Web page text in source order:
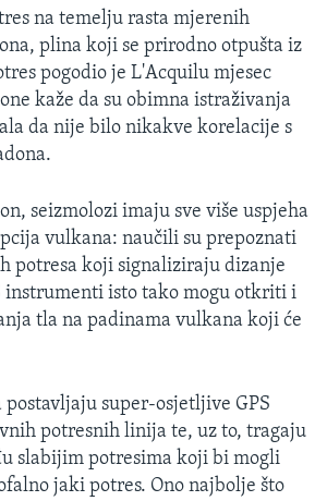
na temelju rasta mjerenih
plina koji se prirodno otpušta iz
pogodio je L'Acquilu mjesec
kaže da su obimna istraživanja
da nije bilo nikakve korelacije s
seizmolozi imaju sve više uspjeha
vulkana: naučili su prepoznati
potresa koji signaliziraju dizanje
instrumenti isto tako mogu otkriti i
tla na padinama vulkana koji će
postavljaju super-osjetljive GPS
potresnih linija te, uz to, tragaju
slabijim potresima koji bi mogli
jaki potres. Ono najbolje što